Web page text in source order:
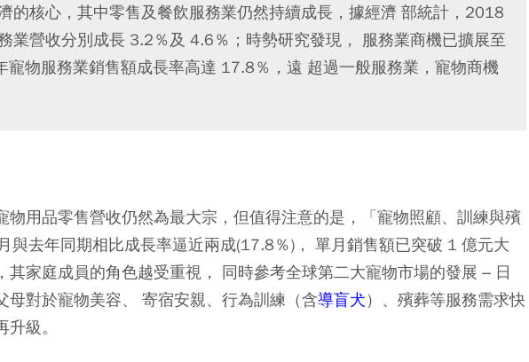
的核心，其中零售及餐飲服務業仍然持續成長，據經濟 部統計，2018
業營收分別成長 3.2％及 4.6％；時勢研究發現， 服務業商機已擴展至
物服務業銷售額成長率高達 17.8％，遠 超過一般服務業，寵物商機
物用品零售營收仍然為最大宗，但值得注意的是，「寵物照顧、訓練與殯
與去年同期相比成長率逼近兩成(17.8％)， 單月銷售額已突破 1 億元大
其家庭成員的角色越受重視， 同時參考全球第二大寵物市場的發展 – 日
母對於寵物美容、 寄宿安親、行為訓練（含導盲犬）、殯葬等服務需求快
升級。